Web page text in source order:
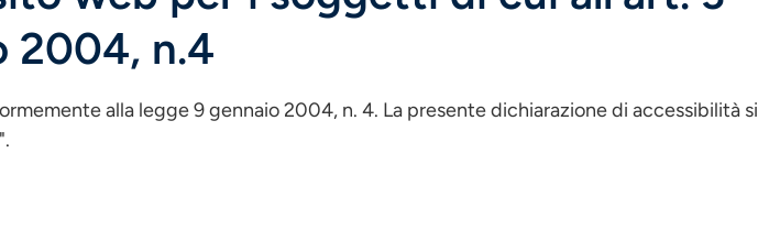
2004, n.4
alla legge 9 gennaio 2004, n. 4. La presente dichiarazione di accessibilità si